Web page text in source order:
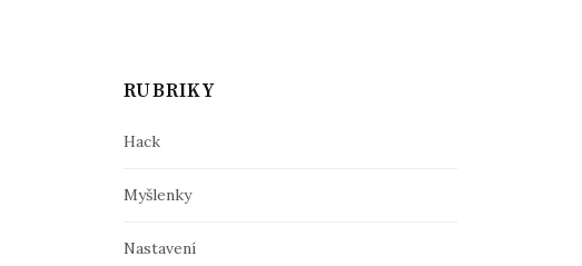
RUBRIKY
Hack
Myšlenky
Nastavení